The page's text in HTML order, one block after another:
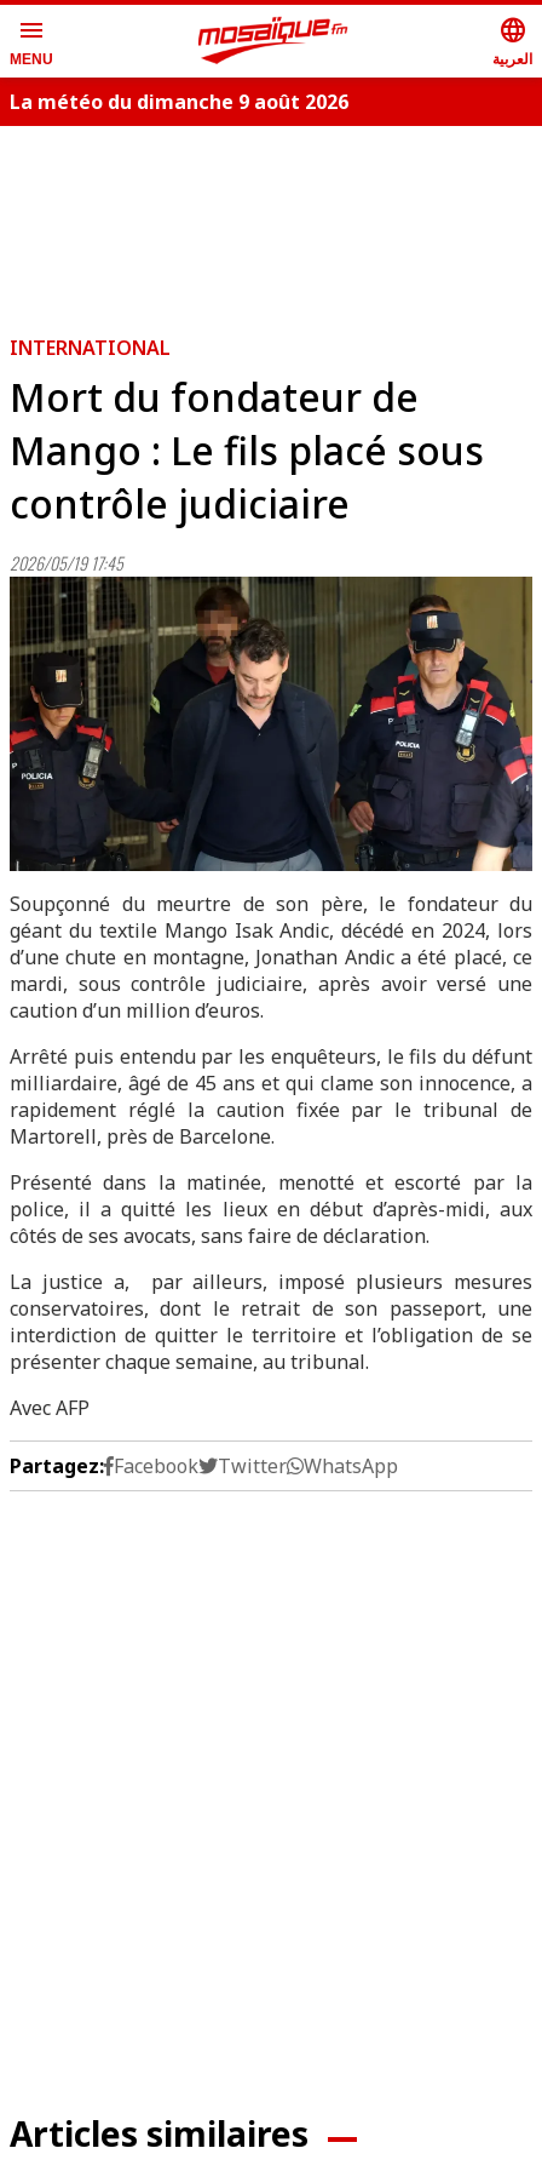
menu
MENU
language
العربية
La météo du dimanche 9 août 2026
INTERNATIONAL
Mort du fondateur de
Mango : Le fils placé sous
contrôle judiciaire
2026/05/19 17:45
Soupçonné du meurtre de son père, le fondateur du
géant du textile Mango Isak Andic, décédé en 2024, lors
d’une chute en montagne, Jonathan Andic a été placé, ce
mardi, sous contrôle judiciaire, après avoir versé une
caution d’un million d’euros.
Arrêté puis entendu par les enquêteurs, le fils du défunt
milliardaire, âgé de 45 ans et qui clame son innocence, a
rapidement réglé la caution fixée par le tribunal de
Martorell, près de Barcelone.
Présenté dans la matinée, menotté et escorté par la
police, il a quitté les lieux en début d’après-midi, aux
côtés de ses avocats, sans faire de déclaration.
La justice a, par ailleurs, imposé plusieurs mesures
conservatoires, dont le retrait de son passeport, une
interdiction de quitter le territoire et l’obligation de se
présenter chaque semaine, au tribunal.
Avec AFP
Partagez: Facebook Twitter WhatsApp
Articles similaires